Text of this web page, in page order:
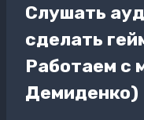
Слушать
сделать
Работаем с
Демиденко)